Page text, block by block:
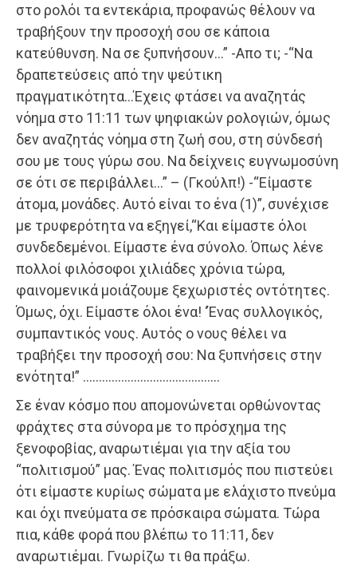
στο ρολόι τα εντεκάρια, προφανώς θέλουν να
τραβήξουν την προσοχή σου σε κάποια
κατεύθυνση. Να σε ξυπνήσουν…” -Απο τι; -“Να
δραπετεύσεις από την ψεύτικη
πραγματικότητα…Έχεις φτάσει να αναζητάς
νόημα στο 11:11 των ψηφιακών ρολογιών, όμως
δεν αναζητάς νόημα στη ζωή σου, στη σύνδεσή
σου με τους γύρω σου. Να δείχνεις ευγνωμοσύνη
σε ότι σε περιβάλλει…” – (Γκούλπ!) -“Είμαστε
άτομα, μονάδες. Αυτό είναι το ένα (1)”, συνέχισε
με τρυφερότητα να εξηγεί,“Και είμαστε όλοι
συνδεδεμένοι. Είμαστε ένα σύνολο. Όπως λένε
πολλοί φιλόσοφοι χιλιάδες χρόνια τώρα,
φαινομενικά μοιάζουμε ξεχωριστές οντότητες.
Όμως, όχι. Είμαστε όλοι ένα! ‘Ένας συλλογικός,
συμπαντικός νους. Αυτός ο νους θέλει να
τραβήξει την προσοχή σου: Να ξυπνήσεις στην
ενότητα!” …………………………………….
Σε έναν κόσμο που απομονώνεται ορθώνοντας
φράχτες στα σύνορα με το πρόσχημα της
ξενοφοβίας, αναρωτιέμαι για την αξία του
“πολιτισμού” μας. Ένας πολιτισμός που πιστεύει
ότι είμαστε κυρίως σώματα με ελάχιστο πνεύμα
και όχι πνεύματα σε πρόσκαιρα σώματα. Τώρα
πια, κάθε φορά που βλέπω το 11:11, δεν
αναρωτιέμαι. Γνωρίζω τι θα πράξω.